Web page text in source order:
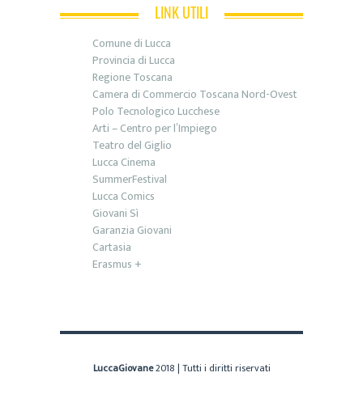
LINK UTILI
Comune di Lucca
Provincia di Lucca
Regione Toscana
Camera di Commercio Toscana Nord-Ovest
Polo Tecnologico Lucchese
Arti – Centro per l’Impiego
Teatro del Giglio
Lucca Cinema
SummerFestival
Lucca Comics
Giovani Sì
Garanzia Giovani
Cartasia
Erasmus +
LuccaGiovane2018 | Tutti i diritti riservati